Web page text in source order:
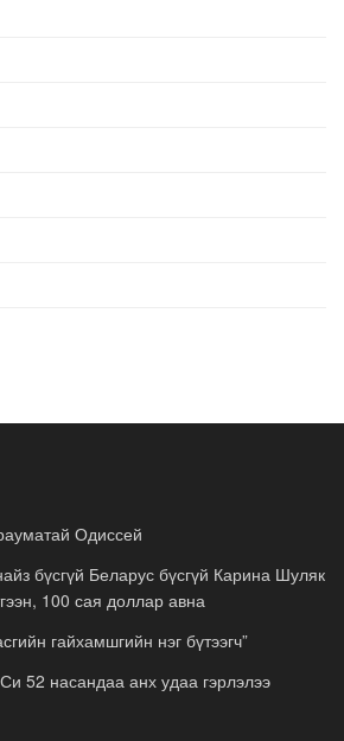
Одиссей
бүсгүй Беларус бүсгүй Карина Шуляк
100 сая доллар авна
гайхамшгийн нэг бүтээгч”
52 насандаа анх удаа гэрлэлээ